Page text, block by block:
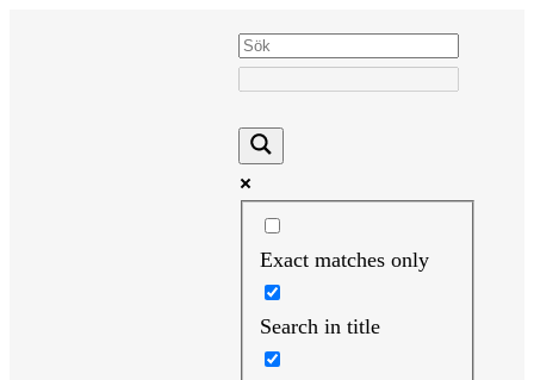
Exact matches only
Search in title